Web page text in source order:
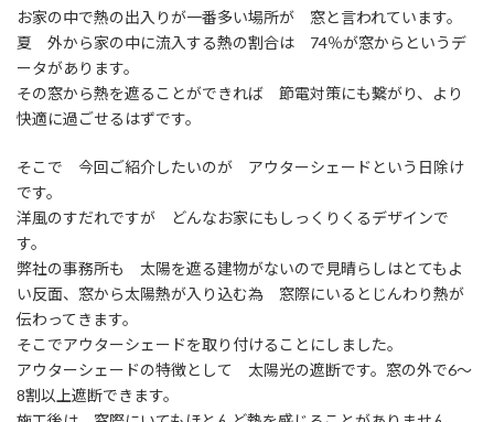
お家の中で熱の出入りが一番多い場所が 窓と言われています。
夏 外から家の中に流入する熱の割合は 74％が窓からというデ
ータがあります。
その窓から熱を遮ることができれば 節電対策にも繋がり、より
快適に過ごせるはずです。
そこで 今回ご紹介したいのが アウターシェードという日除け
です。
洋風のすだれですが どんなお家にもしっくりくるデザインで
す。
弊社の事務所も 太陽を遮る建物がないので見晴らしはとてもよ
い反面、窓から太陽熱が入り込む為 窓際にいるとじんわり熱が
伝わってきます。
そこでアウターシェードを取り付けることにしました。
アウターシェードの特徴として 太陽光の遮断です。窓の外で6～
8割以上遮断できます。